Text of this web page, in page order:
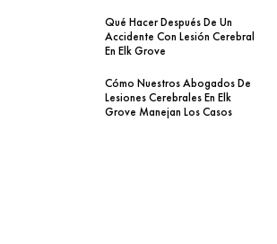
Qué Hacer Después De Un
Accidente Con Lesión Cerebral
En Elk Grove
Cómo Nuestros Abogados De
Lesiones Cerebrales En Elk
Grove Manejan Los Casos